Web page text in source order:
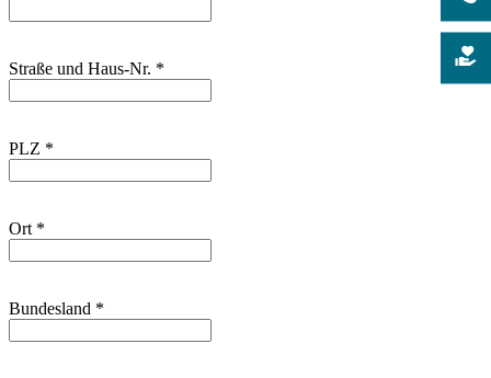
Straße und Haus-Nr. *
PLZ *
Ort *
Bundesland *